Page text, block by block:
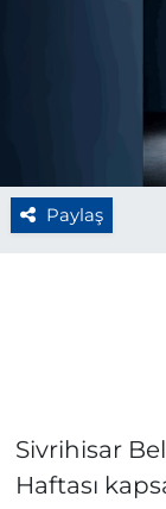
Paylaş
Sivrihisar
Haftası
RESMİ